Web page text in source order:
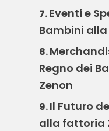
7.Eventi e
Bambini
8.
Regno dei
Zenon
9.Il Futuro
alla fattoria